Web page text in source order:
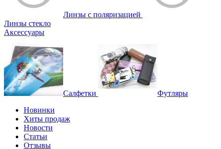
Линзы с поляризацией
Линзы стекло
Аксессуары
Салфетки
Футляры
Новинки
Хиты продаж
Новости
Статьи
Отзывы